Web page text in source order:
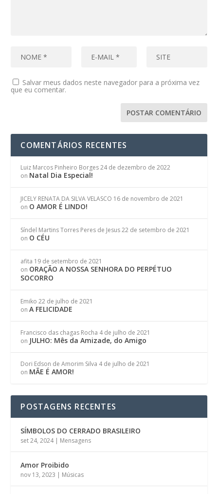
Salvar meus dados neste navegador para a próxima vez
que eu comentar.
COMENTÁRIOS RECENTES
Luiz Marcos Pinheiro Borges 24 de dezembro de 2022
on Natal Dia Especial!
JICELY RENATA DA SILVA VELASCO 16 de novembro de 2021
on O AMOR É LINDO!
Síndel Martins Torres Peres de Jesus 22 de setembro de 2021
on O CÉU
afita 19 de setembro de 2021
on ORAÇÃO A NOSSA SENHORA DO PERPÉTUO
SOCORRO
Emiko 22 de julho de 2021
onA FELICIDADE
Francisco das chagas Rocha 4 de julho de 2021
on JULHO: Mês da Amizade, do Amigo
Dori Edson de Amorim Silva 4 de julho de 2021
on MÃE É AMOR!
POSTAGENS RECENTES
SÍMBOLOS DO CERRADO BRASILEIRO
set 24, 2024| Mensagens
Amor Proibido
nov 13, 2023 | Músicas